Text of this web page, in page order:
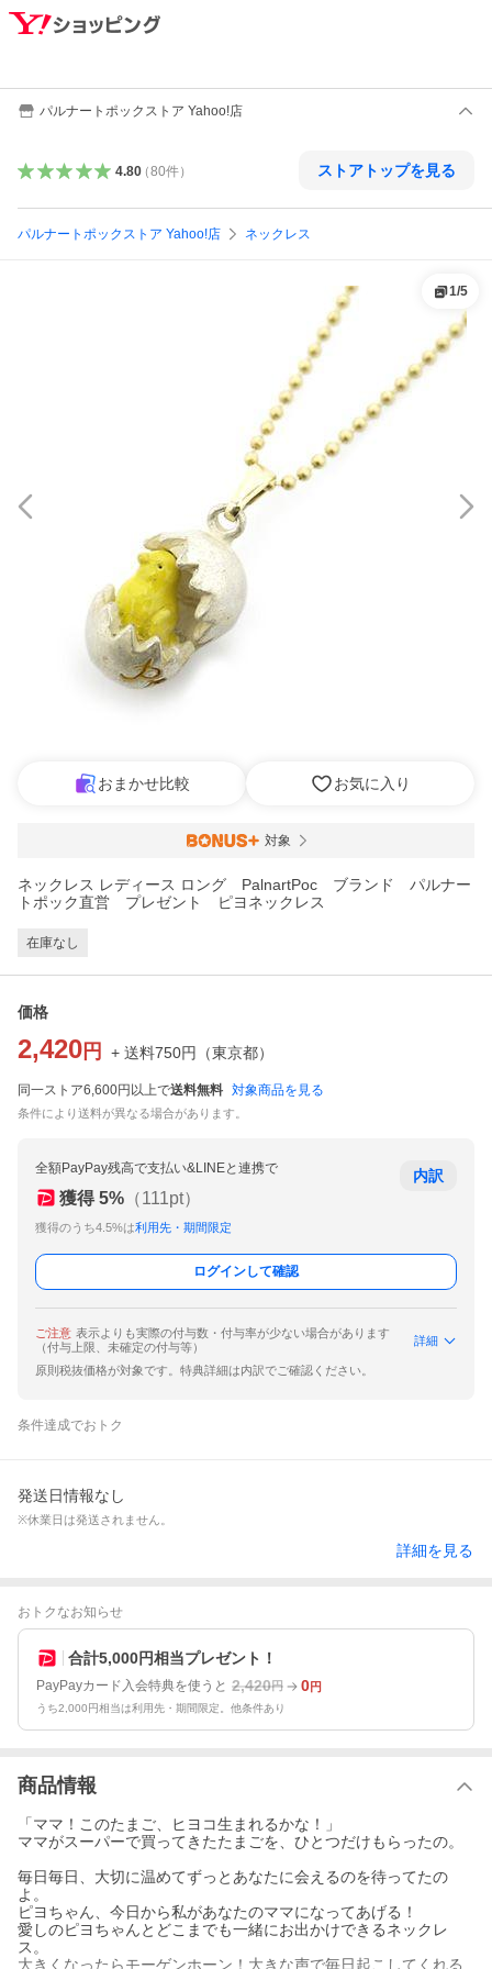
パルナートポックストア Yahoo!店
4.80（80件） ストアトップを見る
パルナートポックストア Yahoo!店 ネックレス
1/5
おまかせ比較 お気に入り
対象
ネックレス レディース ロング PalnartPoc ブランド パルナー
トポック直営 プレゼント ピヨネックレス
在庫なし
価格
2,420 円 + 送料750円 （東京都）
同一ストア6,600円以上で送料無料 対象商品を見る
条件により送料が異なる場合があります。
全額PayPay残高で支払い&LINEと連携で
獲得 5% （111pt）
獲得のうち4.5%は利用先・期間限定
内訳
ログインして確認
ご注意 表示よりも実際の付与数・付与率が少ない場合があります
（付与上限、未確定の付与等）
詳細
原則税抜価格が対象です。特典詳細は内訳でご確認ください。
条件達成でおトク
発送日情報なし
※休業日は発送されません。
詳細を見る
おトクなお知らせ
合計5,000円相当プレゼント！
PayPayカード入会特典を使うと 2,420円 0円
うち2,000円相当は利用先・期間限定。他条件あり
商品情報
「ママ！このたまご、ヒヨコ生まれるかな！」
ママがスーパーで買ってきたたまごを、ひとつだけもらったの。
毎日毎日、大切に温めてずっとあなたに会えるのを待ってたの
よ。
ピヨちゃん、今日から私があなたのママになってあげる！
愛しのピヨちゃんとどこまでも一緒にお出かけできるネックレ
ス。
大きくなったらモーゲンホーン！大きな声で毎日起こしてくれる